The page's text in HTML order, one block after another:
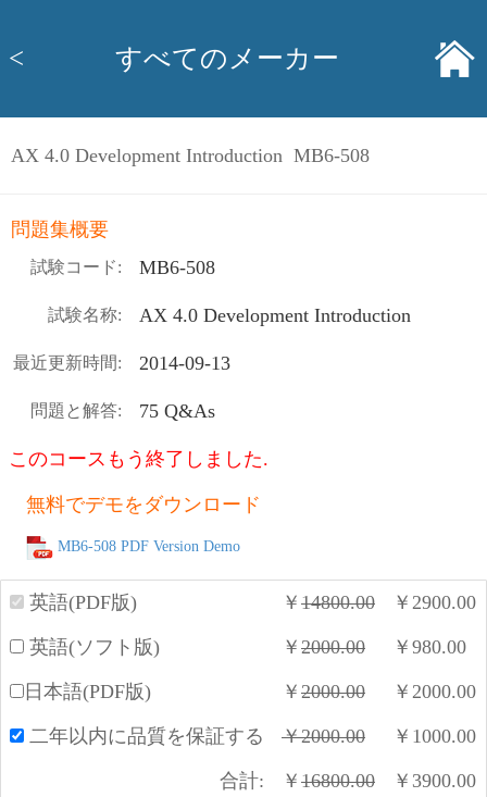
< すべてのメーカー
AX 4.0 Development Introduction MB6-508
問題集概要
試験コード: MB6-508
試験名称: AX 4.0 Development Introduction
最近更新時間: 2014-09-13
問題と解答: 75 Q&As
このコースもう終了しました.
無料でデモをダウンロード
MB6-508 PDF Version Demo
英語(PDF版) ￥ 14800.00 ￥ 2900.00
英語(ソフト版) ￥ 2000.00 ￥ 980.00
日本語(PDF版) ￥ 2000.00 ￥ 2000.00
二年以内に品質を保証する ￥2000.00 ￥ 1000.00
合計: ￥ 16800.00 ￥ 3900.00